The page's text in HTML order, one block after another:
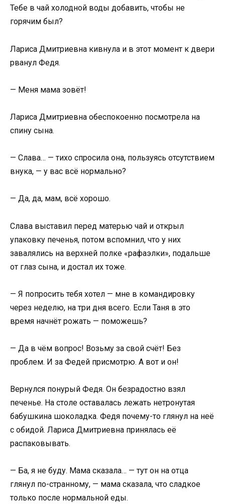
Тебе в чай холодной воды добавить, чтобы не
горячим был?
Лариса Дмитриевна кивнула и в этот момент к двери
рванул Федя.
— Меня мама зовёт!
Лариса Дмитриевна обеспокоенно посмотрела на
спину сына.
— Слава… — тихо спросила она, пользуясь отсутствием
внука, — у вас всё нормально?
— Да, да, мам, всё хорошо.
Слава выставил перед матерью чай и открыл
упаковку печенья, потом вспомнил, что у них
завалялись на верхней полке «рафаэлки», подальше
от глаз сына, и достал их тоже.
— Я попросить тебя хотел — мне в командировку
через неделю, на три дня всего. Если Таня в это
время начнёт рожать — поможешь?
— Да в чём вопрос! Возьму за свой счёт! Без
проблем. И за Федей присмотрю. А вот и он!
Вернулся понурый Федя. Он безрадостно взял
печенье. На столе оставалась лежать нетронутая
бабушкина шоколадка. Федя почему-то глянул на неё
с обидой. Лариса Дмитриевна принялась её
распаковывать.
— Ба, я не буду. Мама сказала… — тут он на отца
глянул по-странному, — мама сказала, что сладкое
только после нормальной еды.